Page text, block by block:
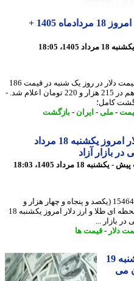
قیمت دلار، یورو و سایر ارزها امروز 18 مردادماه 1405 +
به گزارش پارسینه و به نقل از خبرآنلاین، قیمت دلار در روز یک شنبه در قیمت 186
هزار و 190 تومان قرار گرفت. قیمت یورو هم در 215 هزار و 220 تومان اعلام شد. -
-ملی -ایران - بازگشت
قیمت لحظه ای طلا و ارز | دلار امروز یکشنبه 18 مرداد
قیمت دلار حواله ای امروز با افزایش، به 154649 (یکصد و پنجاه و چهار هزار و
ششصد و چهل و نه) تومان رسید. - قیمت لحظه ای طلا و ارز دلار امروز یکشنبه 18
-قیمت ها
پیش بینی قیمت دلار فردا دوشنبه 19